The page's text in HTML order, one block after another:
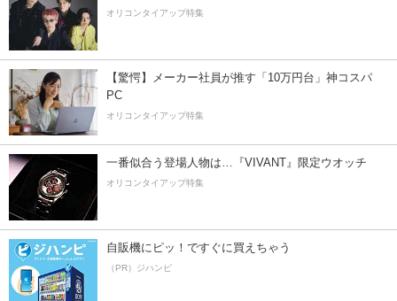
オリコンタイアップ特集
【驚愕】メーカー社員が推す「10万円台」神コスパ
PC
オリコンタイアップ特集
一番似合う登場人物は…『VIVANT』限定ウオッチ
オリコンタイアップ特集
自販機にピッ！ですぐに買えちゃう
（PR）ジハンピ